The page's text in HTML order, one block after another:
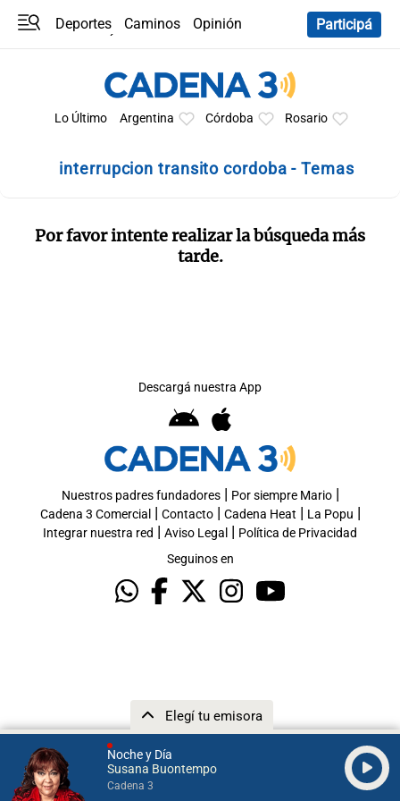
Noche y Día
Susana Buontempo
Cadena 3
Elegí tu emisora
Deportes Caminos
Opinión
Participá
Lo Último Argentina Córdoba Rosario
interrupcion transito cordoba - Temas
Por favor intente realizar la búsqueda más
tarde.
Descargá nuestra App
Nuestros padres fundadores| Por siempre Mario|
Cadena 3 Comercial | Contacto| Cadena Heat | La Popu |
Integrar nuestra red | Aviso Legal | Política de Privacidad
Seguinos en